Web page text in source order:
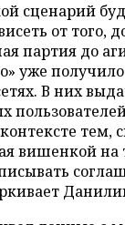
сценарий
от того,
партия до
уже получило
В них
тем,
вишенкой на